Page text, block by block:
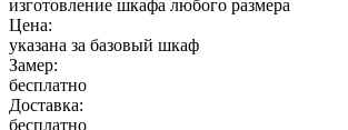
изготовление шкафа любого размера
Цена:
указана за базовый шкаф
Замер:
бесплатно
Доставка:
бесплатно